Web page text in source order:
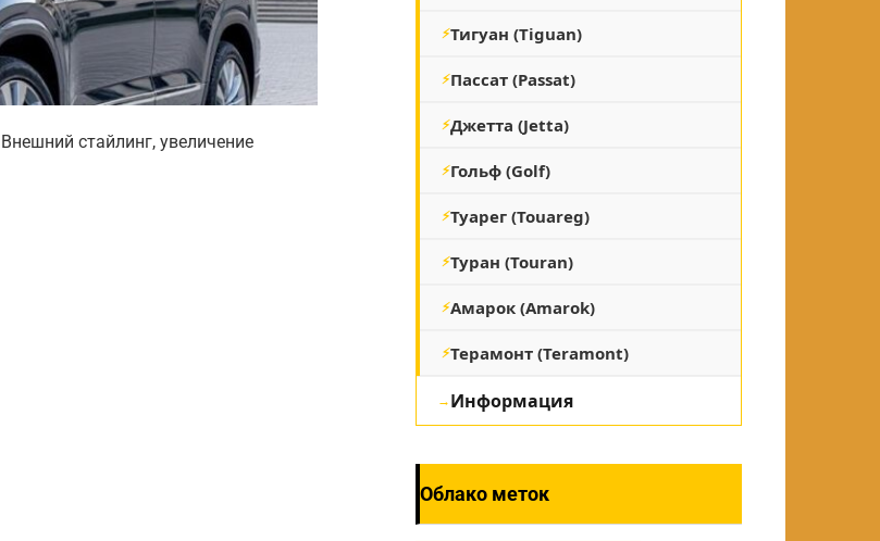
стайлинг, увеличение
Тигуан (Tiguan)
Пассат (Passat)
Джетта (Jetta)
Гольф (Golf)
Туарег (Touareg)
Туран (Touran)
Амарок (Amarok)
Терамонт (Teramont)
Информация
Облако меток